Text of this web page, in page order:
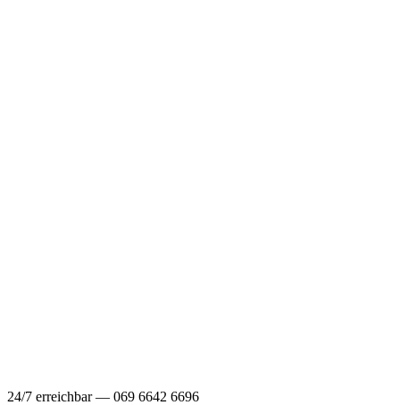
24/7 erreichbar — 069 6642 6696